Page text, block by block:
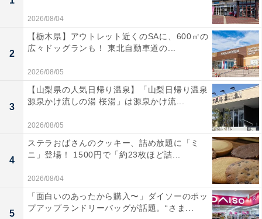
贅沢ミラノサンド 炭焼きローストビーフ～北海道産山わさびの醤油ソース
～ 490円（税込）
2026/08/04
2
【栃木県】アウトレット近くのSAに、600㎡の
広々ドッグランも！ 東北自動車道の...
2026/08/05
3
【山梨県の人気日帰り温泉】「山梨日帰り温泉
源泉かけ流しの湯 桜湯」は源泉かけ流...
2026/08/05
4
ステラおばさんのクッキー、詰め放題に「ミ
ニ」登場！ 1500円で「約23枚ほど詰...
2026/08/04
5
「面白いのあったから購入〜」ダイソーのポッ
プアップランドリーバッグが話題。“さま...